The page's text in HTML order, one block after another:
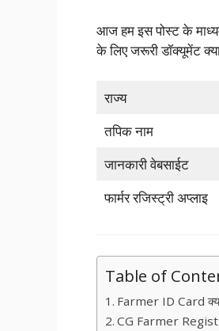
आज हम इस पोस्ट के
के लिए जरूरी डॉक्यूमेंट
राज्य
तपिक नाम
जानकारी वेबसाईट
फार्मर रजिस्ट्री अप्लाइ
Table of
Farmer ID Card क्या
CG Farmer